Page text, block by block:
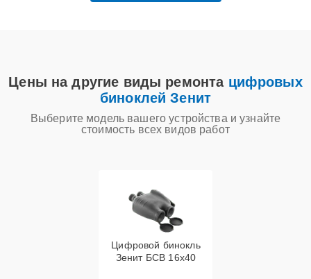
Цены на другие виды ремонта цифровых
биноклей Зенит
Выберите модель вашего устройства и узнайте
стоимость всех видов работ
Цифровой бинокль
Зенит БСВ 16х40